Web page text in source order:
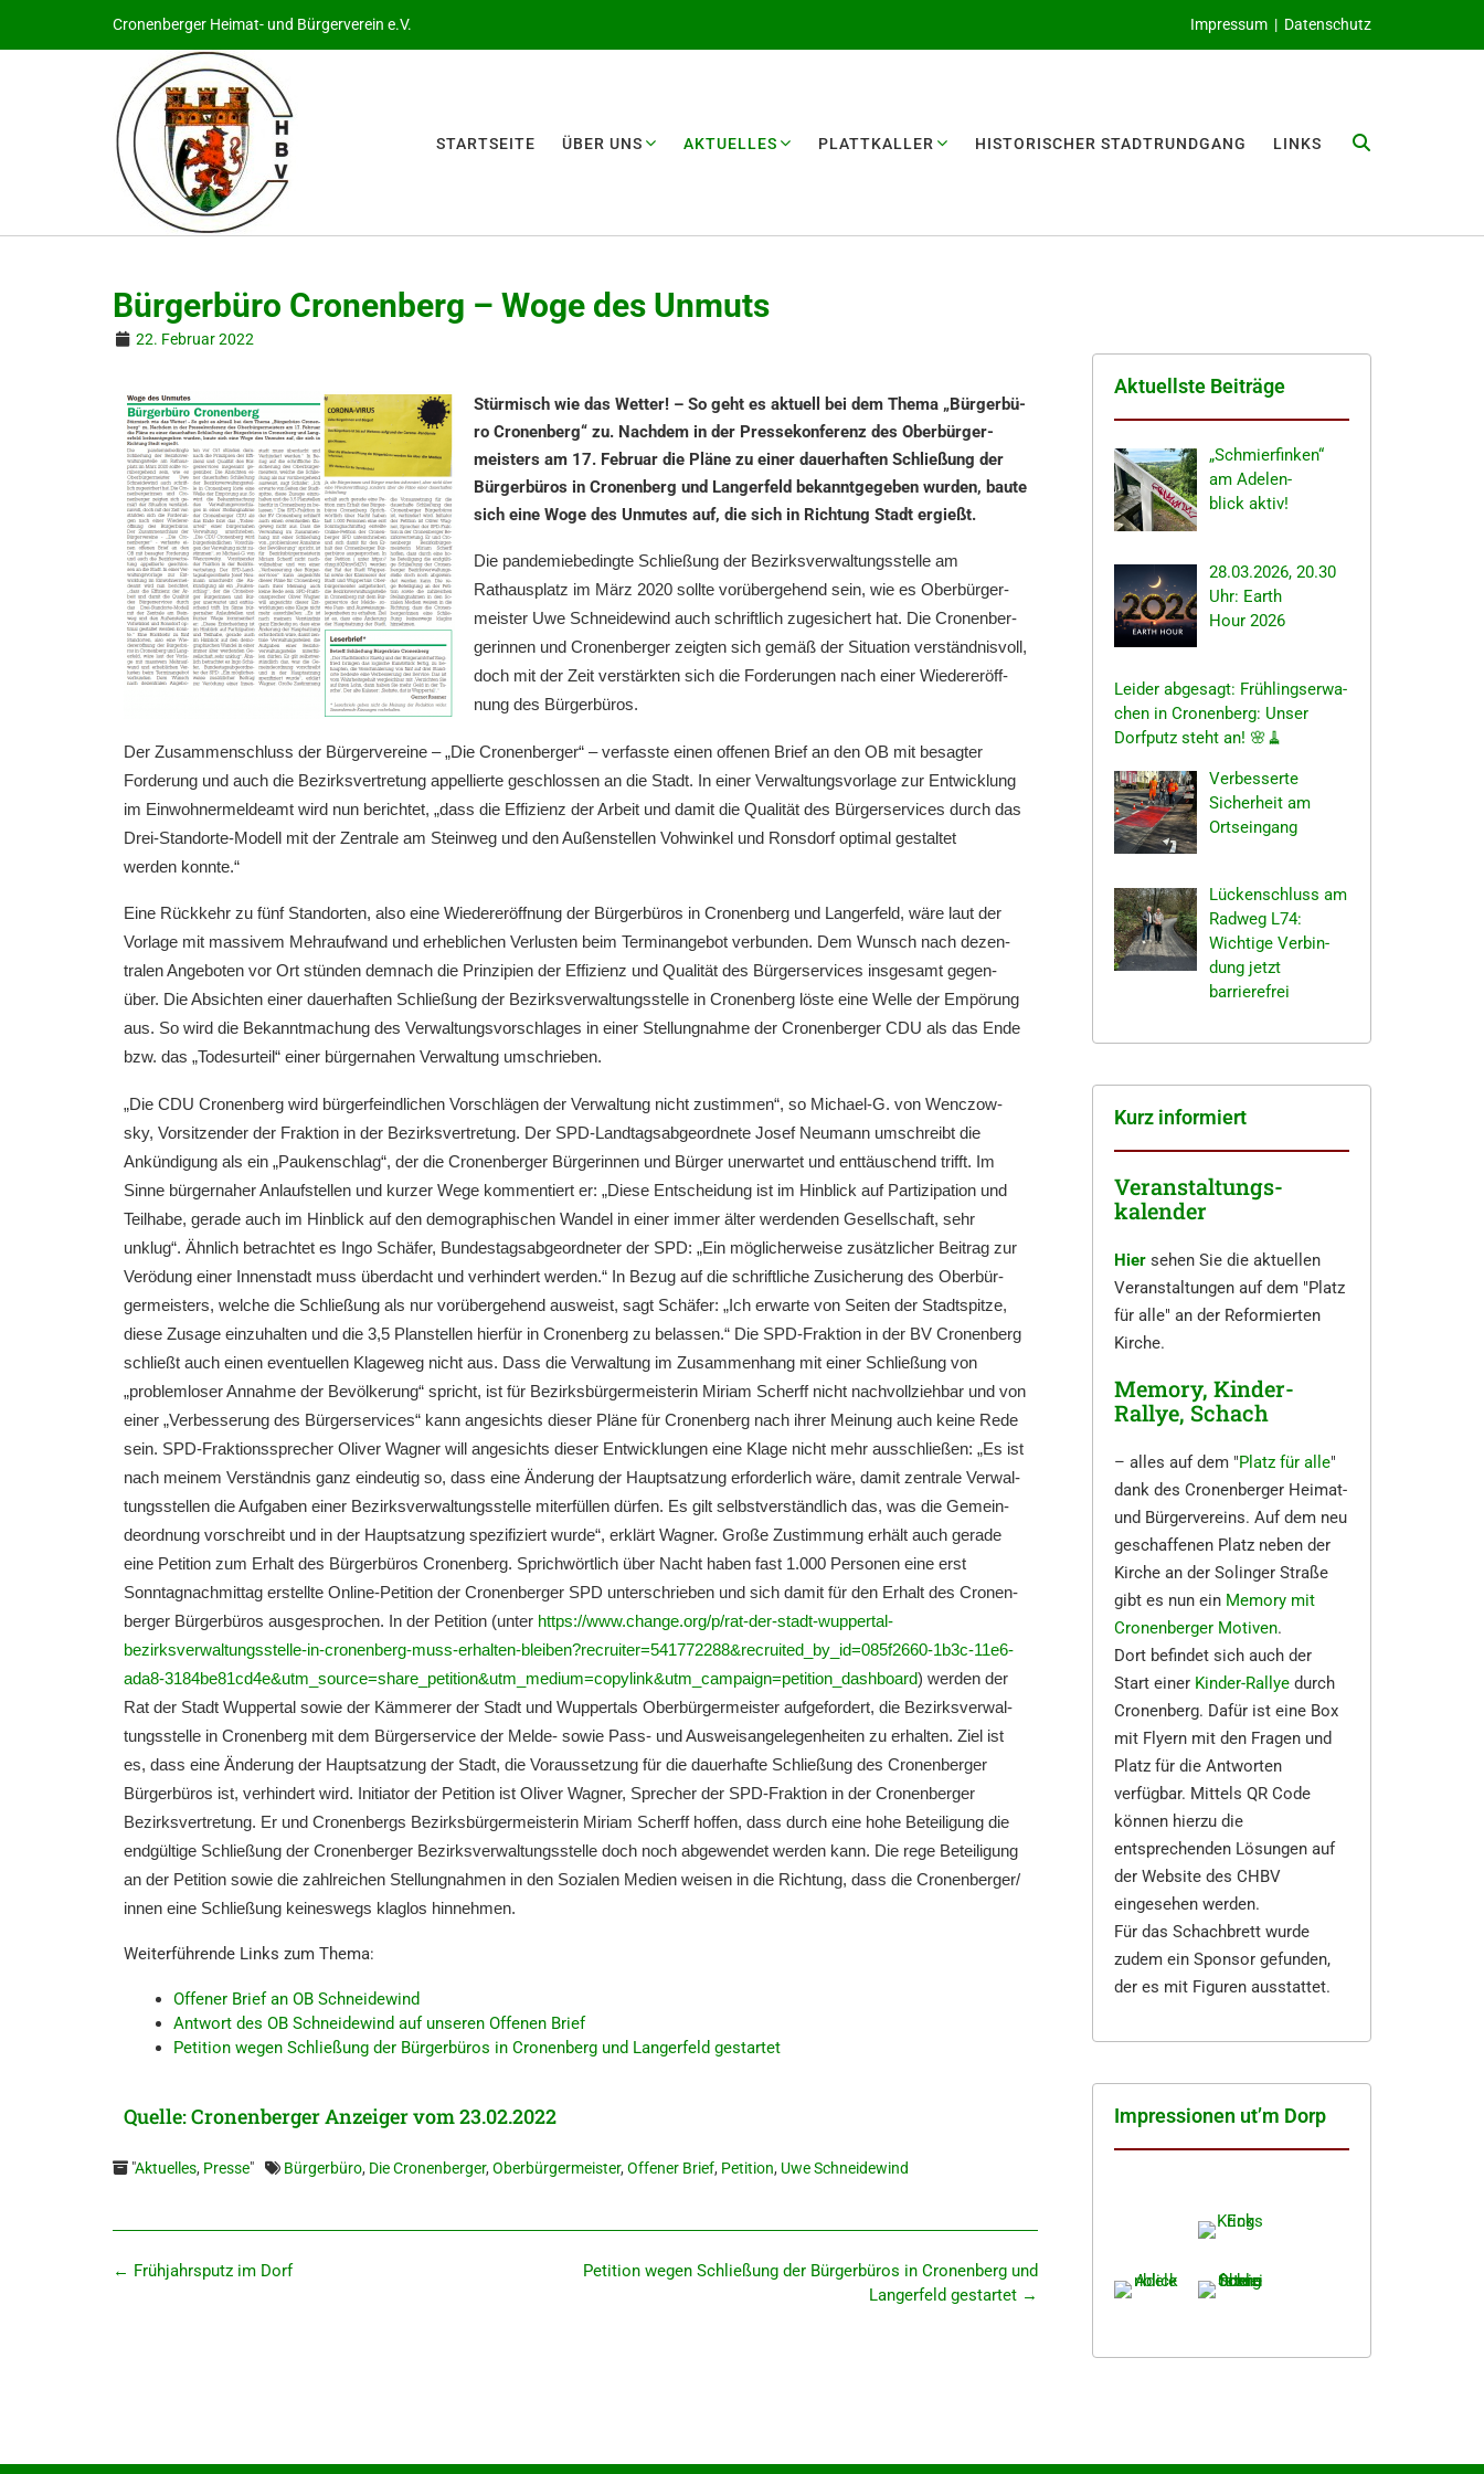
Cronenberger Heimat- und Bürgerverein e.V. Impressum | Datenschutz
START­SEI­TE ÜBER UNS AKTUEL­LES PLATT­KAL­LER HISTO­RI­SCHER STADTRUNDGANG LINKS
Bürger­bü­ro Cronen­berg – Woge des Unmuts
22. Februar 2022
Stürmisch wie das Wetter! – So geht es aktuell bei dem Thema „Bürger­bü­
ro Cronen­berg“ zu. Nachdem in der Presse­kon­fe­renz des Oberbür­ger­
meis­ters am 17. Febru­ar die Pläne zu einer dauer­haf­ten Schlie­ßung der
Bürger­bü­ros in Cronen­berg und Langer­feld bekannt­ge­ge­ben wurden, baute
sich eine Woge des Unmutes auf, die sich in Richtung Stadt ergießt.
Die pande­mie­be­ding­te Schlie­ßung der Bezirks­ver­wal­tungs­stel­le am
Rathaus­platz im März 2020 sollte vorüber­ge­hend sein, wie es Oberbür­ger­
meis­ter Uwe Schnei­de­wind auch schrift­lich zugesi­chert hat. Die Cronen­ber­
ge­rin­nen und Cronen­ber­ger zeigten sich gemäß der Situa­ti­on verständ­nis­voll,
doch mit der Zeit verstärk­ten sich die Forde­run­gen nach einer Wieder­eröff­
nung des Bürgerbüros.
Der Zusam­men­schluss der Bürger­ver­ei­ne – „Die Cronen­ber­ger“ – verfass­te einen offenen Brief an den OB mit besag­ter
Forde­rung und auch die Bezirks­ver­tre­tung appel­lier­te geschlos­sen an die Stadt. In einer Verwal­tungs­vor­la­ge zur Entwick­lung
im Einwoh­ner­mel­de­amt wird nun berich­tet, „dass die Effizi­enz der Arbeit und damit die Quali­tät des Bürger­ser­vices durch das
Drei-Stand­or­te-Modell mit der Zentra­le am Stein­weg und den Außen­stel­len Vohwin­kel und Ronsdorf optimal gestal­tet
werden konnte.“
Eine Rückkehr zu fünf Stand­or­ten, also eine Wieder­eröff­nung der Bürger­bü­ros in Cronen­berg und Langer­feld, wäre laut der
Vorla­ge mit massi­vem Mehrauf­wand und erheb­li­chen Verlus­ten beim Termin­an­ge­bot verbun­den. Dem Wunsch nach dezen­
tra­len Angebo­ten vor Ort stünden demnach die Prinzi­pi­en der Effizi­enz und Quali­tät des Bürger­ser­vices insge­samt gegen­
über. Die Absich­ten einer dauer­haf­ten Schlie­ßung der Bezirks­ver­wal­tungs­stel­le in Cronen­berg löste eine Welle der Empörung
aus. So wird die Bekannt­ma­chung des Verwal­tungs­vor­schla­ges in einer Stellung­nah­me der Cronen­ber­ger CDU als das Ende
bzw. das „Todes­ur­teil“ einer bürger­na­hen Verwal­tung umschrieben.
„Die CDU Cronen­berg wird bürger­feind­li­chen Vorschlä­gen der Verwal­tung nicht zustim­men“, so Michael‑G. von Wenczow­
sky, Vorsit­zen­der der Frakti­on in der Bezirks­ver­tre­tung. Der SPD-Landtags­ab­ge­ord­ne­te Josef Neumann umschreibt die
Ankün­di­gung als ein „Pauken­schlag“, der die Cronen­ber­ger Bürge­rin­nen und Bürger unerwar­tet und enttäu­schend trifft. Im
Sinne bürger­na­her Anlauf­stel­len und kurzer Wege kommen­tiert er: „Diese Entschei­dung ist im Hinblick auf Parti­zi­pa­ti­on und
Teilha­be, gerade auch im Hinblick auf den demogra­phi­schen Wandel in einer immer älter werden­den Gesell­schaft, sehr
unklug“. Ähnlich betrach­tet es Ingo Schäfer, Bundes­tags­ab­ge­ord­ne­ter der SPD: „Ein mögli­cher­wei­se zusätz­li­cher Beitrag zur
Verödung einer Innen­stadt muss überdacht und verhin­dert werden.“ In Bezug auf die schrift­li­che Zusiche­rung des Oberbür­
ger­meis­ters, welche die Schlie­ßung als nur vorüber­ge­hend ausweist, sagt Schäfer: „Ich erwar­te von Seiten der Stadt­spit­ze,
diese Zusage einzu­hal­ten und die 3,5 Planstel­len hierfür in Cronen­berg zu belas­sen.“ Die SPD-Frakti­on in der BV Cronen­berg
schließt auch einen eventu­el­len Klage­weg nicht aus. Dass die Verwal­tung im Zusam­men­hang mit einer Schlie­ßung von
„problem­lo­ser Annah­me der Bevöl­ke­rung“ spricht, ist für Bezirks­bür­ger­meis­te­rin Miriam Scherff nicht nachvoll­zieh­bar und von
einer „Verbes­se­rung des Bürger­ser­vices“ kann angesichts dieser Pläne für Cronen­berg nach ihrer Meinung auch keine Rede
sein. SPD-Frakti­ons­spre­cher Oliver Wagner will angesichts dieser Entwick­lun­gen eine Klage nicht mehr ausschlie­ßen: „Es ist
nach meinem Verständ­nis ganz eindeu­tig so, dass eine Änderung der Haupt­sat­zung erfor­der­lich wäre, damit zentra­le Verwal­
tungs­stel­len die Aufga­ben einer Bezirks­ver­wal­tungs­stel­le miter­fül­len dürfen. Es gilt selbst­ver­ständ­lich das, was die Gemein­
de­ord­nung vorschreibt und in der Haupt­sat­zung spezi­fi­ziert wurde“, erklärt Wagner. Große Zustim­mung erhält auch gerade
eine Petiti­on zum Erhalt des Bürger­bü­ros Cronen­berg. Sprich­wört­lich über Nacht haben fast 1.000 Perso­nen eine erst
Sonntag­nach­mit­tag erstell­te Online-Petiti­on der Cronen­ber­ger SPD unter­schrie­ben und sich damit für den Erhalt des Cronen­
ber­ger Bürger­bü­ros ausge­spro­chen. In der Petiti­on (unter https://www.change.org/p/rat-der-stadt-wuppertal-
bezirksverwaltungsstelle-in-cronenberg-muss-erhalten-bleiben?recruiter=541772288&recruited_by_id=085f2660-1b3c-11e6-
ada8-3184be81cd4e&utm_source=share_petition&utm_medium=copylink&utm_campaign=petition_dashboard) werden der
Rat der Stadt Wupper­tal sowie der Kämme­rer der Stadt und Wupper­tals Oberbür­ger­meis­ter aufge­for­dert, die Bezirks­ver­wal­
tungs­stel­le in Cronen­berg mit dem Bürger­ser­vice der Melde- sowie Pass- und Ausweis­an­ge­le­gen­hei­ten zu erhal­ten. Ziel ist
es, dass eine Änderung der Haupt­sat­zung der Stadt, die Voraus­set­zung für die dauer­haf­te Schlie­ßung des Cronen­ber­ger
Bürger­bü­ros ist, verhin­dert wird. Initia­tor der Petiti­on ist Oliver Wagner, Sprecher der SPD-Frakti­on in der Cronen­ber­ger
Bezirks­ver­tre­tung. Er und Cronen­bergs Bezirks­bür­ger­meis­te­rin Miriam Scherff hoffen, dass durch eine hohe Betei­li­gung die
endgül­ti­ge Schlie­ßung der Cronen­ber­ger Bezirks­ver­wal­tungs­stel­le doch noch abgewen­det werden kann. Die rege Betei­li­gung
an der Petiti­on sowie die zahlrei­chen Stellung­nah­men in den Sozia­len Medien weisen in die Richtung, dass die Cronenberger/​
innen eine Schlie­ßung keines­wegs klaglos hinnehmen.
Weiter­füh­ren­de Links zum Thema:
Offe­ner Brief an OB Schneidewind
Ant­wort des OB Schnei­de­wind auf unse­ren Offe­nen Brief
Petiti­on wegen Schlie­ßung der Bürger­bü­ros in Cronen­berg und Langer­feld gestartet
Quelle: Cronen­ber­ger Anzei­ger vom 23.02.2022
"Aktuelles, Presse" Bürgerbüro, Die Cronenberger, Oberbürgermeister, Offener Brief, Petition, Uwe Schneidewind
Petiti­on wegen Schlie­ßung der Bürger­bü­ros in Cronen­berg und
Langer­feld gestartet →
← Frühjahrs­putz im Dorf
Aktuells­te Beiträge
„Schmier­fin­ken“
am Adelen­
blick aktiv!
28.03.2026, 20.30
Uhr: Earth
Hour 2026
Leider abgesagt: Frühlings­er­wa­
chen in Cronen­berg: Unser
Dorfputz steht an! 🌸🧹
Verbes­ser­te
Sicher­heit am
Ortseingang
Lücken­schluss am
Radweg L74:
Wichti­ge Verbin­
dung jetzt
barrierefrei
Kurz infor­miert
Veranstaltungs-
kalender
Hiersehen Sie die aktuellen
Veranstaltungen auf dem "Platz
für alle" an der Reformierten
Kirche.
Memory, Kinder-
Rallye, Schach
– alles auf dem "Platz für alle"
dank des Cronenberger Heimat-
und Bürgervereins. Auf dem neu
geschaffenen Platz neben der
Kirche an der Solinger Straße
gibt es nun ein Memory mit
Cronenberger Motiven.
Dort befindet sich auch der
Start einer Kinder-Rallyedurch
Cronenberg. Dafür ist eine Box
mit Flyern mit den Fragen und
Platz für die Antworten
verfügbar. Mittels QR Code
können hierzu die
entsprechenden Lösungen auf
der Website des CHBV
eingesehen werden.
Für das Schachbrett wurde
zudem ein Sponsor gefunden,
der es mit Figuren ausstattet.
Impres­sio­nen ut’m Dorp